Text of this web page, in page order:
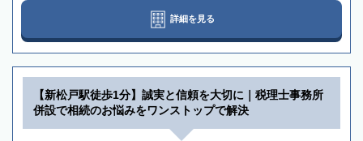
詳細を見る
【新松戸駅徒歩1分】誠実と信頼を大切に｜税理士事務所
併設で相続のお悩みをワンストップで解決